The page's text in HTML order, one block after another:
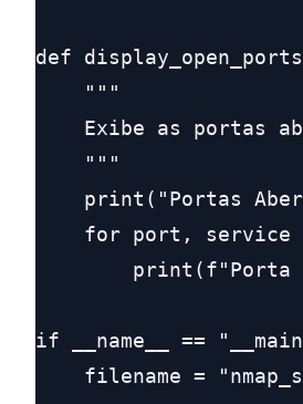
def
    """
Exibe as portas
    """
print("Portas
for port, service
print(f"Porta
if __name__ ==
filename =